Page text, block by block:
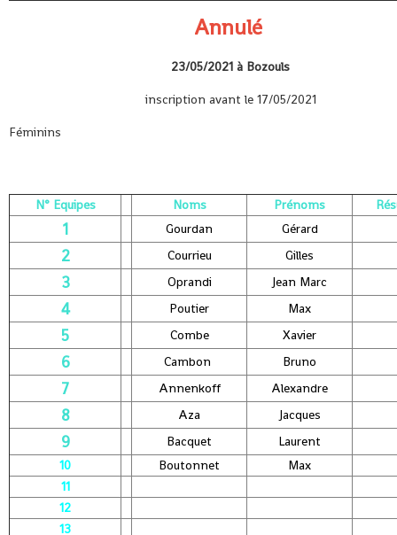
Annulé
23/05/2021 à Bozouls
inscription avant le 17/05/2021
Féminins
N° Equipes Noms Prénoms
1 Gourdan Gérard
2 Courrieu Gilles
3 Oprandi Jean Marc
4 Poutier Max
5 Combe Xavier
6 Cambon Bruno
7 Annenkoff Alexandre
8 Aza Jacques
9 Bacquet
Laurent
10
Boutonnet
Max
11
12
13